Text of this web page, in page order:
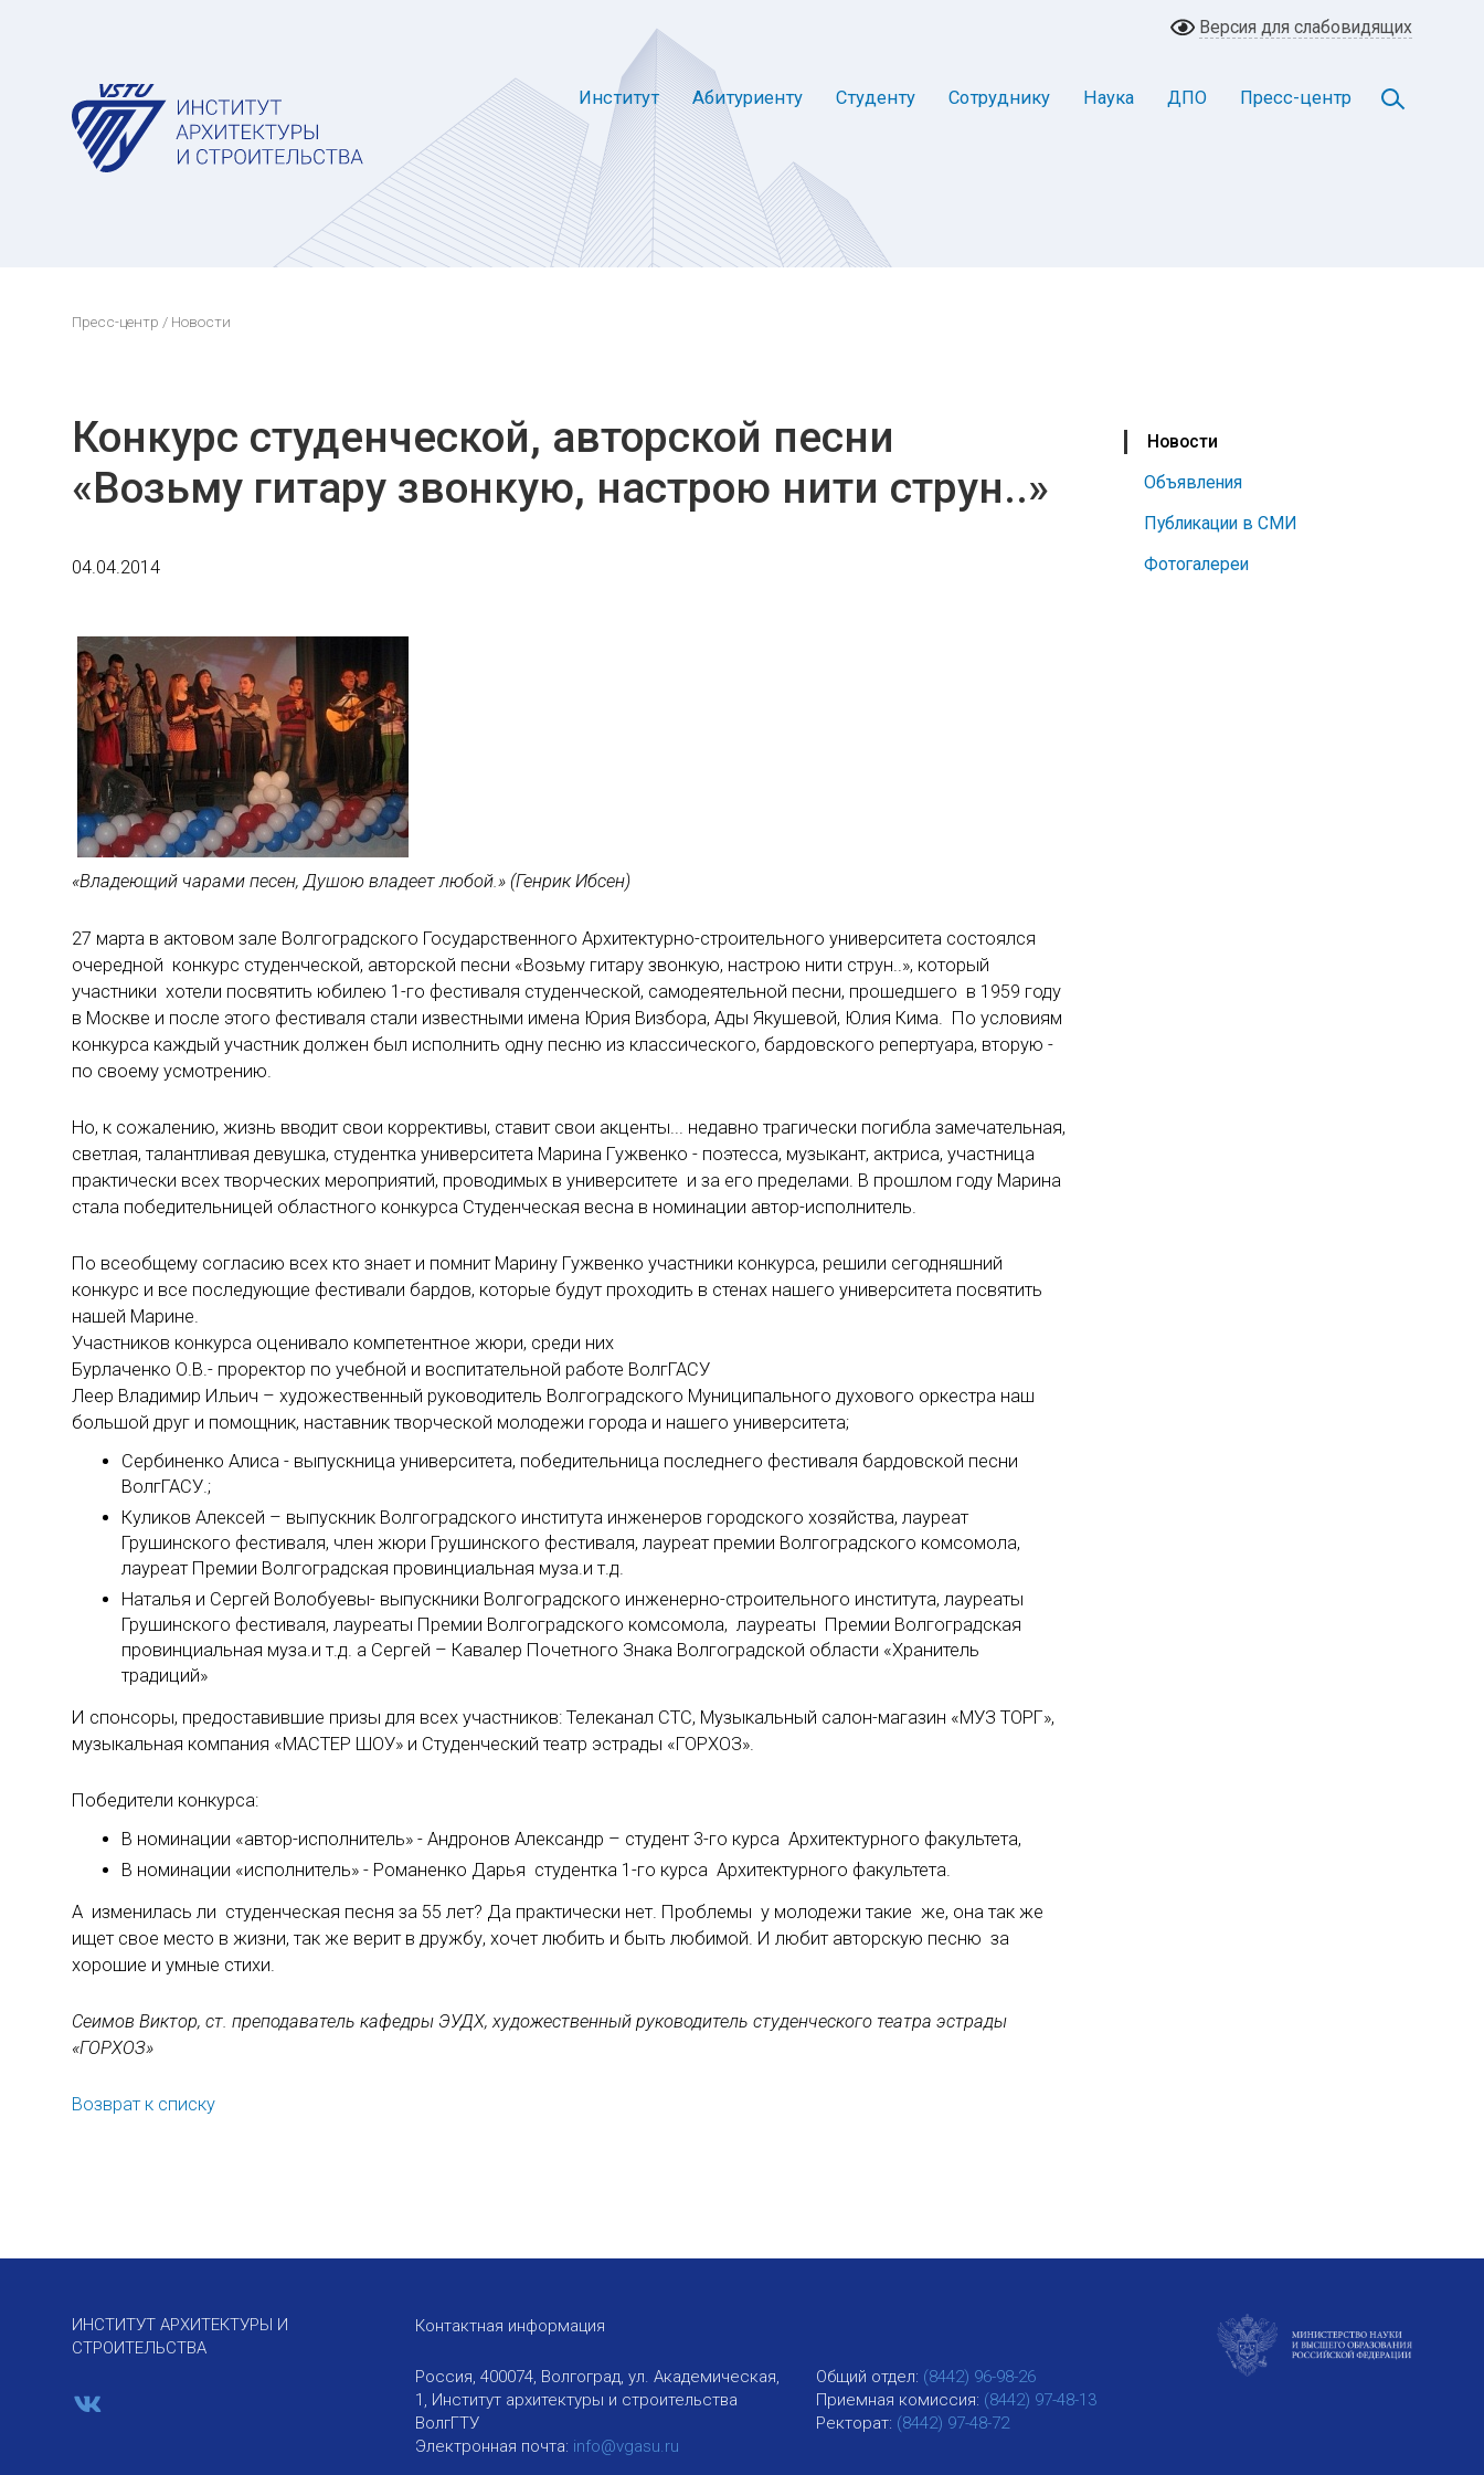
Версия для слабовидящих
Институт Абитуриенту Студенту Сотруднику Наука ДПО Пресс-центр
Пресс-центр / Новости
Новости
Объявления
Публикации в СМИ
Фотогалереи
Конкурс студенческой, авторской песни
«Возьму гитару звонкую, настрою нити струн..»
04.04.2014
«Владеющий чарами песен, Душою владеет любой.» (Генрик Ибсен)
27 марта в актовом зале Волгоградского Государственного Архитектурно-строительного университета состоялся
очередной конкурс студенческой, авторской песни «Возьму гитару звонкую, настрою нити струн..», который
участники хотели посвятить юбилею 1-го фестиваля студенческой, самодеятельной песни, прошедшего в 1959 году
в Москве и после этого фестиваля стали известными имена Юрия Визбора, Ады Якушевой, Юлия Кима. По условиям
конкурса каждый участник должен был исполнить одну песню из классического, бардовского репертуара, вторую -
по своему усмотрению.
Но, к сожалению, жизнь вводит свои коррективы, ставит свои акценты... недавно трагически погибла замечательная,
светлая, талантливая девушка, студентка университета Марина Гужвенко - поэтесса, музыкант, актриса, участница
практически всех творческих мероприятий, проводимых в университете и за его пределами. В прошлом году Марина
стала победительницей областного конкурса Студенческая весна в номинации автор-исполнитель.
По всеобщему согласию всех кто знает и помнит Марину Гужвенко участники конкурса, решили сегодняшний
конкурс и все последующие фестивали бардов, которые будут проходить в стенах нашего университета посвятить
нашей Марине.
Участников конкурса оценивало компетентное жюри, среди них
Бурлаченко О.В.- проректор по учебной и воспитательной работе ВолгГАСУ
Леер Владимир Ильич – художественный руководитель Волгоградского Муниципального духового оркестра наш
большой друг и помощник, наставник творческой молодежи города и нашего университета;
Сербиненко Алиса - выпускница университета, победительница последнего фестиваля бардовской песни
ВолгГАСУ.;
Куликов Алексей – выпускник Волгоградского института инженеров городского хозяйства, лауреат
Грушинского фестиваля, член жюри Грушинского фестиваля, лауреат премии Волгоградского комсомола,
лауреат Премии Волгоградская провинциальная муза.и т.д.
Наталья и Сергей Волобуевы- выпускники Волгоградского инженерно-строительного института, лауреаты
Грушинского фестиваля, лауреаты Премии Волгоградского комсомола, лауреаты Премии Волгоградская
провинциальная муза.и т.д. а Сергей – Кавалер Почетного Знака Волгоградской области «Хранитель
традиций»
И спонсоры, предоставившие призы для всех участников: Телеканал СТС, Музыкальный салон-магазин «МУЗ ТОРГ»,
музыкальная компания «МАСТЕР ШОУ» и Студенческий театр эстрады «ГОРХОЗ».
Победители конкурса:
В номинации «автор-исполнитель» - Андронов Александр – студент 3-го курса Архитектурного факультета,
В номинации «исполнитель» - Романенко Дарья студентка 1-го курса Архитектурного факультета.
А изменилась ли студенческая песня за 55 лет? Да практически нет. Проблемы у молодежи такие же, она так же
ищет свое место в жизни, так же верит в дружбу, хочет любить и быть любимой. И любит авторскую песню за
хорошие и умные стихи.
Сеимов Виктор, ст. преподаватель кафедры ЭУДХ, художественный руководитель студенческого театра эстрады
«ГОРХОЗ»
Возврат к списку
ИНСТИТУТ АРХИТЕКТУРЫ И
СТРОИТЕЛЬСТВА
Контактная информация
Россия, 400074, Волгоград, ул. Академическая,
1, Институт архитектуры и строительства
ВолгГТУ
Электронная почта: info@vgasu.ru
Общий отдел: (8442) 96-98-26
Приемная комиссия: (8442) 97-48-13
Ректорат: (8442) 97-48-72